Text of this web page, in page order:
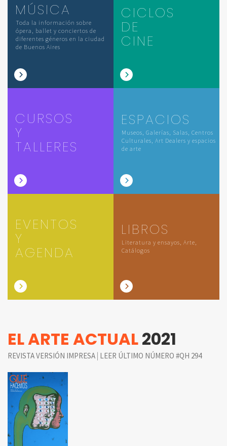
MÚSICA
Toda la información sobre
ópera, ballet y conciertos de
diferentes géneros en la ciudad
de Buenos Aires
CICLOS
DE
CINE
CURSOS
Y
TALLERES
ESPACIOS
Museos, Galerías, Salas, Centros
Culturales, Art Dealers y espacios
de arte
EVENTOS
Y
AGENDA
LIBROS
Literatura y ensayos, Arte,
Catálogos
EL ARTE ACTUAL2021
REVISTA VERSIÓN IMPRESA | LEER ÚLTIMO NÚMERO #QH 294